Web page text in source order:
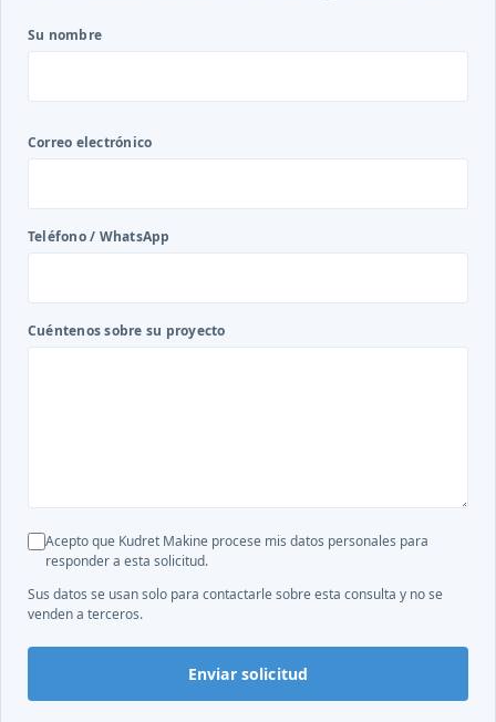
Su nombre
Correo electrónico
Teléfono / WhatsApp
Cuéntenos sobre su proyecto
Acepto que Kudret Makine procese mis datos personales para
responder a esta solicitud.
Sus datos se usan solo para contactarle sobre esta consulta y no se
venden a terceros.
Enviar solicitud